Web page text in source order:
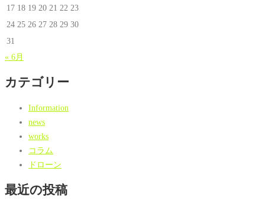
17 18 19 20 21 22 23
24 25 26 27 28 29 30
31
« 6月
カテゴリー
Information
news
works
コラム
ドローン
最近の投稿